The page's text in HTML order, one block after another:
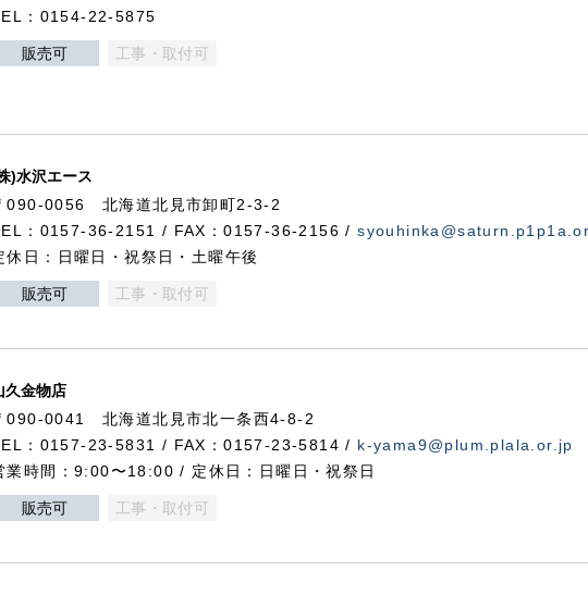
：0154-22-5875
販売可 工事・取付可
)水沢エース
090-0056 北海道北見市卸町2-3-2
：0157-36-2151 / FAX：0157-36-2156 /
休日：日曜日・祝祭日・土曜午後
販売可 工事・取付可
久金物店
090-0041 北海道北見市北一条西4-8-2
：0157-23-5831 / FAX：0157-23-5814 / k-yama9@plum.plala.or.jp
業時間：9:00〜18:00 / 定休日：日曜日・祝祭日
販売可 工事・取付可